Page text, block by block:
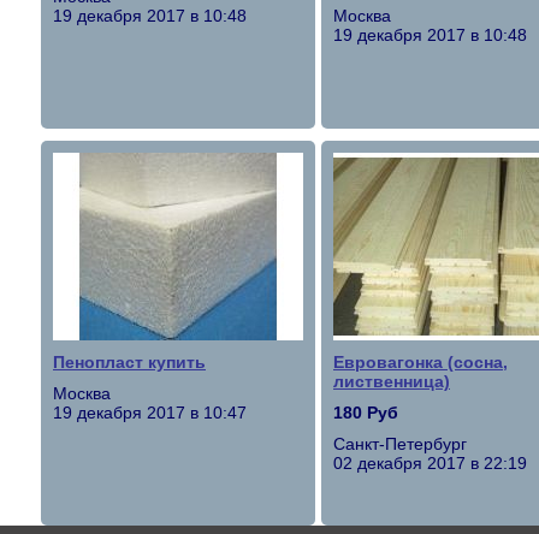
19 декабря 2017 в 10:48
Москва
19 декабря 2017 в 10:48
Пенопласт купить
Москва
19 декабря 2017 в 10:47
Евровагонка (сосна,
лиственница)
180 Руб
Санкт-Петербург
02 декабря 2017 в 22:19